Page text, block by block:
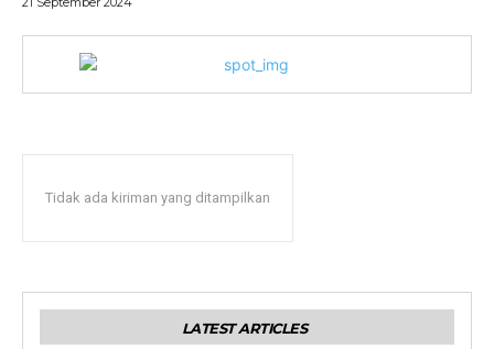
Tidak ada kiriman yang ditampilkan
LATEST ARTICLES